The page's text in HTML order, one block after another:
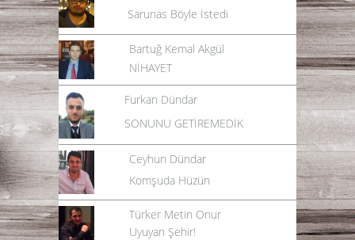
Sarunas Böyle İstedi
Bartuğ Kemal Akgül
NİHAYET
Furkan Dündar
SONUNU GETİREMEDİK
Ceyhun Dündar
Komşuda Hüzün
Türker Metin Onur
Uyuyan Şehir!